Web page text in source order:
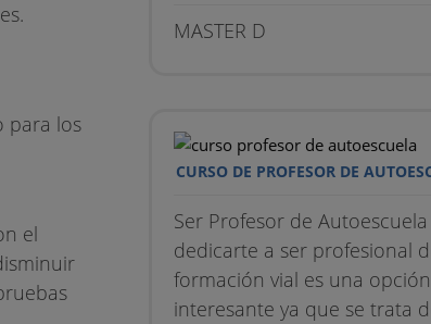
para los
el
MASTER D
CURSO DE PROFESOR DE
Ser Profesor de
dedicarte a ser profesional
formación vial es una
interesante ya que se trata